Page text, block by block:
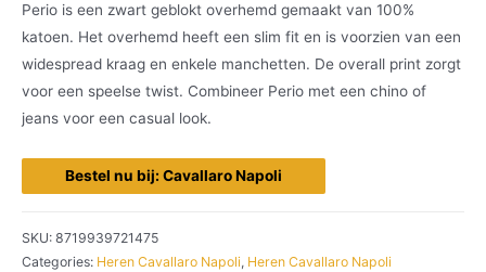
Perio is een zwart geblokt overhemd gemaakt van 100%
katoen. Het overhemd heeft een slim fit en is voorzien van een
widespread kraag en enkele manchetten. De overall print zorgt
voor een speelse twist. Combineer Perio met een chino of
jeans voor een casual look.
Bestel nu bij: Cavallaro Napoli
SKU: 8719939721475
Categories: Heren Cavallaro Napoli, Heren Cavallaro Napoli